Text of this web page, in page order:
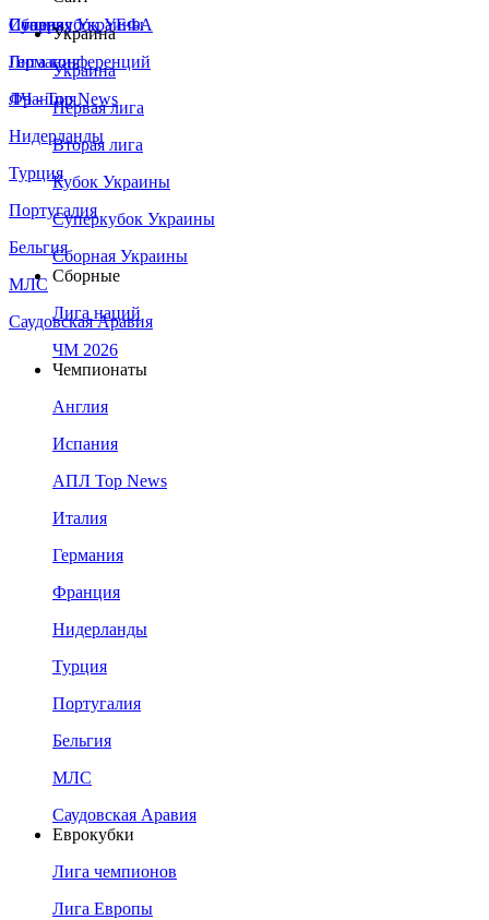
Сборная Украины
Италия
Германия
Франция
Нидерланды
Турция
Португалия
Бельгия
МЛС
Саудовская Аравия
Суперкубок УЕФА
Лига конференций
ЛЧ - Top News
Украина
Украина
Первая лига
Вторая лига
Кубок Украины
Суперкубок Украины
Сборная Украины
Сборные
Лига наций
ЧМ 2026
Чемпионаты
Англия
Испания
АПЛ Top News
Италия
Германия
Франция
Нидерланды
Турция
Португалия
Бельгия
МЛС
Саудовская Аравия
Еврокубки
Лига чемпионов
Лига Европы